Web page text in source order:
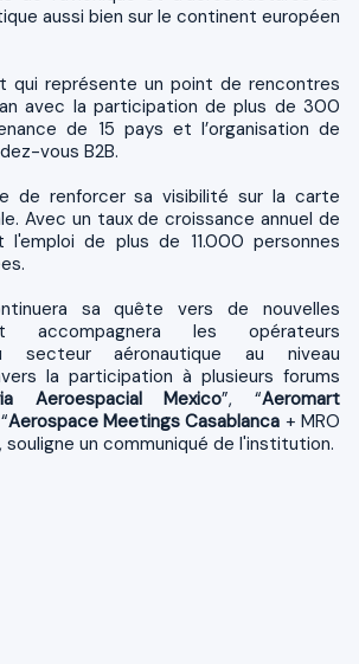
aussi bien sur le continent européen
qui représente un point de rencontres
avec la participation de plus de 300
de 15 pays et l’organisation de
vous B2B.
de renforcer sa visibilité sur la carte
Avec un taux de croissance annuel de
l'emploi de plus de 11.000 personnes
sa quête vers de nouvelles
accompagnera les opérateurs
secteur aéronautique au niveau
la participation à plusieurs forums
Aeroespacial Mexico”, “Aeromart
Aerospace Meetings Casablanca + MRO
souligne un communiqué de l'institution.